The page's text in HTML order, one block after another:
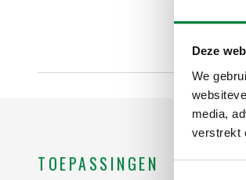
Deze
We
media,
verstrekt
TOEPASSINGEN